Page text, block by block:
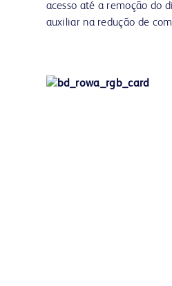
acesso até a remoção do
auxiliar na redução de